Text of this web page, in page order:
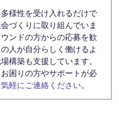
様性を受け入れるだけで
づくりに取り組んでいま
ンドの方からの応募を歓
人が自分らしく働けるよ
構築も支援しています。
困りの方やサポートが必
軽にご連絡ください。